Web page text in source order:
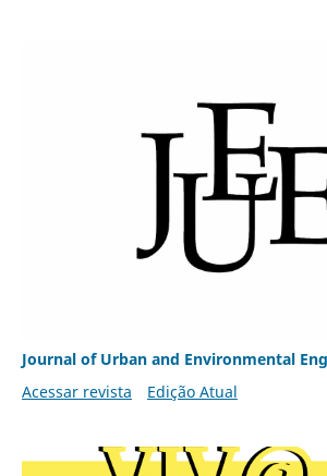
Journal of Urban and Environmental
Acessar revista
Edição Atual